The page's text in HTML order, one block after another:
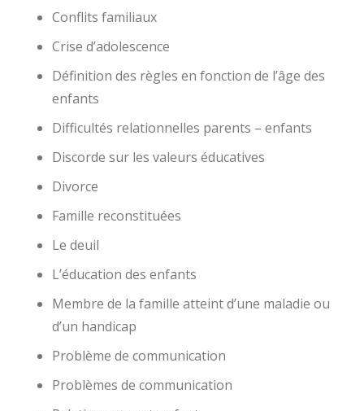
Conflits familiaux
Crise d’adolescence
Définition des règles en fonction de l’âge des
enfants
Difficultés relationnelles parents – enfants
Discorde sur les valeurs éducatives
Divorce
Famille reconstituées
Le deuil
L’éducation des enfants
Membre de la famille atteint d’une maladie ou
d’un handicap
Problème de communication
Problèmes de communication